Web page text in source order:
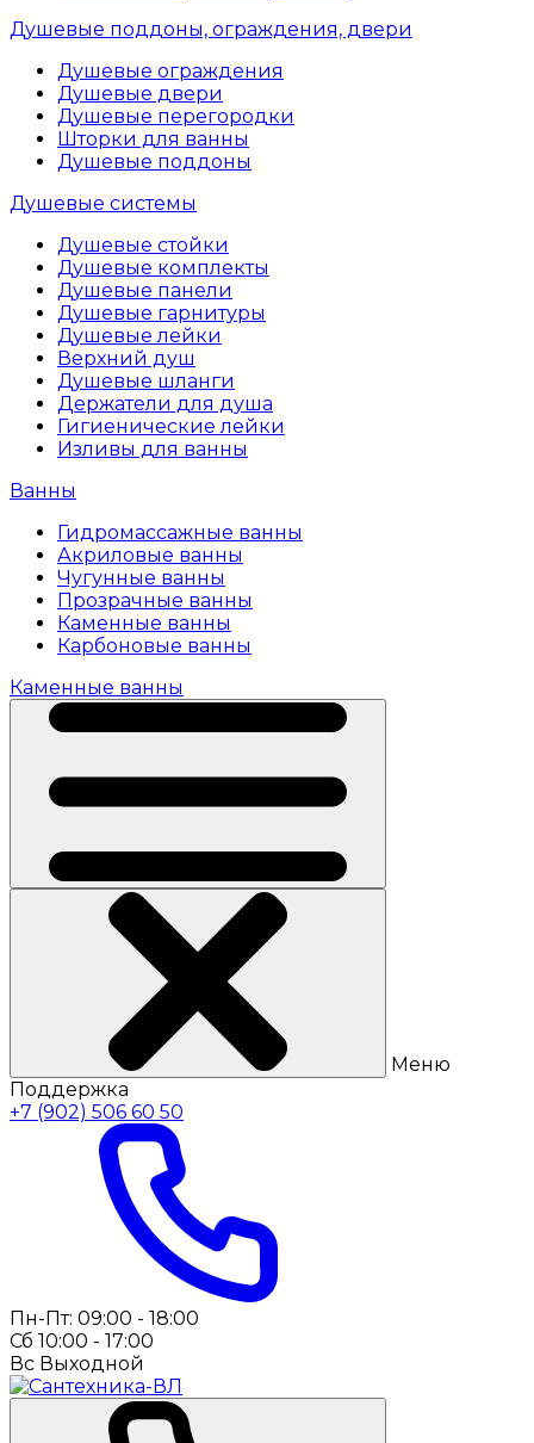
Душевые поддоны, ограждения, двери
Душевые ограждения
Душевые двери
Душевые перегородки
Шторки для ванны
Душевые поддоны
Душевые системы
Душевые стойки
Душевые комплекты
Душевые панели
Душевые гарнитуры
Душевые лейки
Верхний душ
Душевые шланги
Держатели для душа
Гигиенические лейки
Изливы для ванны
Ванны
Гидромассажные ванны
Акриловые ванны
Чугунные ванны
Прозрачные ванны
Каменные ванны
Карбоновые ванны
Каменные ванны
Меню
Поддержка
+7 (902) 506 60 50
Пн-Пт: 09:00 - 18:00
Сб 10:00 - 17:00
Вс Выходной